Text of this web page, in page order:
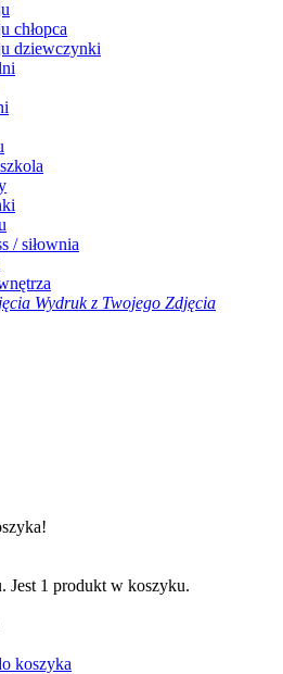
chłopca
dziewczynki
/ siłownia
Wydruk z Twojego Zdjęcia
Jest 1 produkt w koszyku.
koszyka